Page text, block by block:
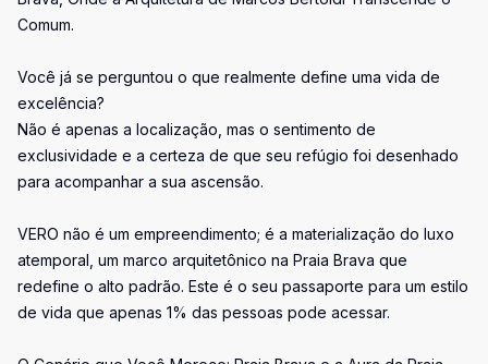
Comum.
Você já se perguntou o que realmente define uma vida de
excelência?
Não é apenas a localização, mas o sentimento de
exclusividade e a certeza de que seu refúgio foi desenhado
para acompanhar a sua ascensão.
VERO não é um empreendimento; é a materialização do luxo
atemporal, um marco arquitetônico na Praia Brava que
redefine o alto padrão. Este é o seu passaporte para um estilo
de vida que apenas 1% das pessoas pode acessar.